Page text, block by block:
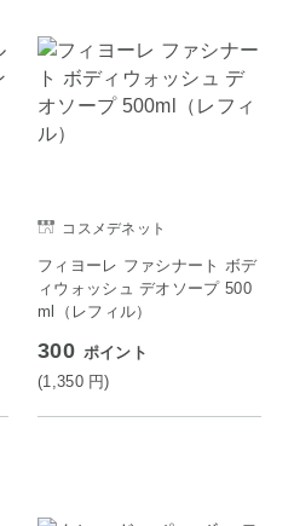
コスメデネット
フィヨーレ ファシナート ボデ
ィウォッシュ デオソープ 500
ml（レフィル）
300 ポイント
(1,350 円)